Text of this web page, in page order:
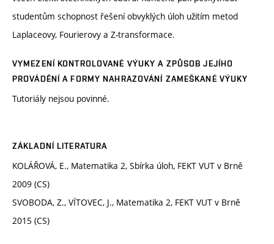
studentům schopnost řešení obvyklých úloh užitím metod
Laplaceovy, Fourierovy a Z-transformace.
VYMEZENÍ KONTROLOVANÉ VÝUKY A ZPŮSOB JEJÍHO
PROVÁDĚNÍ A FORMY NAHRAZOVÁNÍ ZAMEŠKANÉ VÝUKY
Tutoriály nejsou povinné.
ZÁKLADNÍ LITERATURA
KOLÁŘOVÁ, E., Matematika 2, Sbírka úloh, FEKT VUT v Brně
2009 (CS)
SVOBODA, Z., VÍTOVEC, J., Matematika 2, FEKT VUT v Brně
2015 (CS)